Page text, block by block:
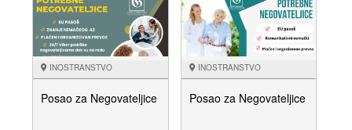
NUDIM NUDIM
INOSTRANSTVO
Posao za Negovateljice
INOSTRANSTVO
Posao za Negovateljice